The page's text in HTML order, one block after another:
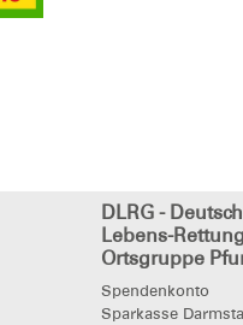
DLRG -
Lebens-
Ortsgruppe
Spendenkonto
Sparkasse